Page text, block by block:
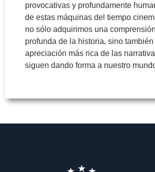
provocativas y profundamente
de estas máquinas del tiempo
no sólo adquirimos una
profunda de la historia, sino también
apreciación más rica de las
siguen dando forma a nuestro